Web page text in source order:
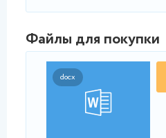
Файлы для покупки
docx